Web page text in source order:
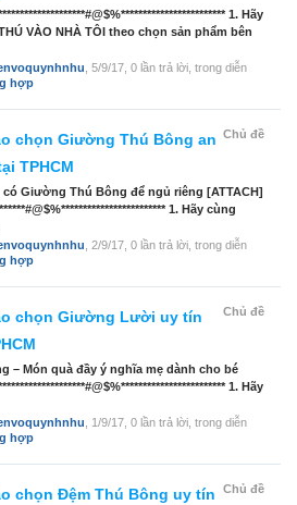
1. Hãy
VÀO NHÀ TÔI theo chọn sản phẩm bên
5/9/17 , 0 lần trả lời, trong diễn
hợp
Chủ đề
chọn Giường Thú Bông an
TPHCM
có Giường Thú Bông để ngủ riêng [ATTACH]
1. Hãy cùng
2/9/17 , 0 lần trả lời, trong diễn
hợp
Chủ đề
chọn Giường Lười uy tín
– Món quà đầy ý nghĩa mẹ dành cho bé
1. Hãy
1/9/17 , 0 lần trả lời, trong diễn
hợp
Chủ đề
chọn Đệm Thú Bông uy tín